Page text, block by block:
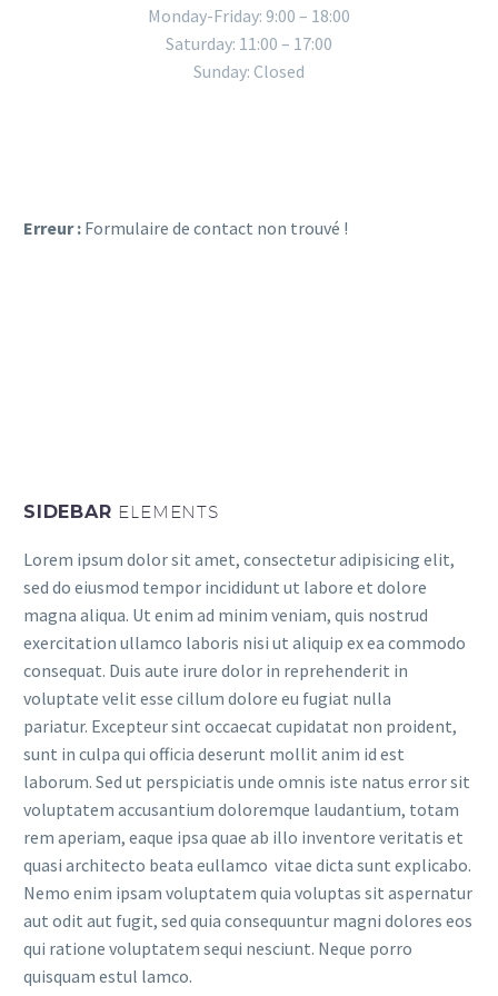
Monday-Friday: 9:00 – 18:00
Saturday: 11:00 – 17:00
Sunday: Closed
Erreur : Formulaire de contact non trouvé !
SIDEBAR ELEMENTS
Lorem ipsum dolor sit amet, consectetur adipisicing elit,
sed do eiusmod tempor incididunt ut labore et dolore
magna aliqua. Ut enim ad minim veniam, quis nostrud
exercitation ullamco laboris nisi ut aliquip ex ea commodo
consequat. Duis aute irure dolor in reprehenderit in
voluptate velit esse cillum dolore eu fugiat nulla
pariatur. Excepteur sint occaecat cupidatat non proident,
sunt in culpa qui officia deserunt mollit anim id est
laborum. Sed ut perspiciatis unde omnis iste natus error sit
voluptatem accusantium doloremque laudantium, totam
rem aperiam, eaque ipsa quae ab illo inventore veritatis et
quasi architecto beata eullamco vitae dicta sunt explicabo.
Nemo enim ipsam voluptatem quia voluptas sit aspernatur
aut odit aut fugit, sed quia consequuntur magni dolores eos
qui ratione voluptatem sequi nesciunt. Neque porro
quisquam estul lamco.